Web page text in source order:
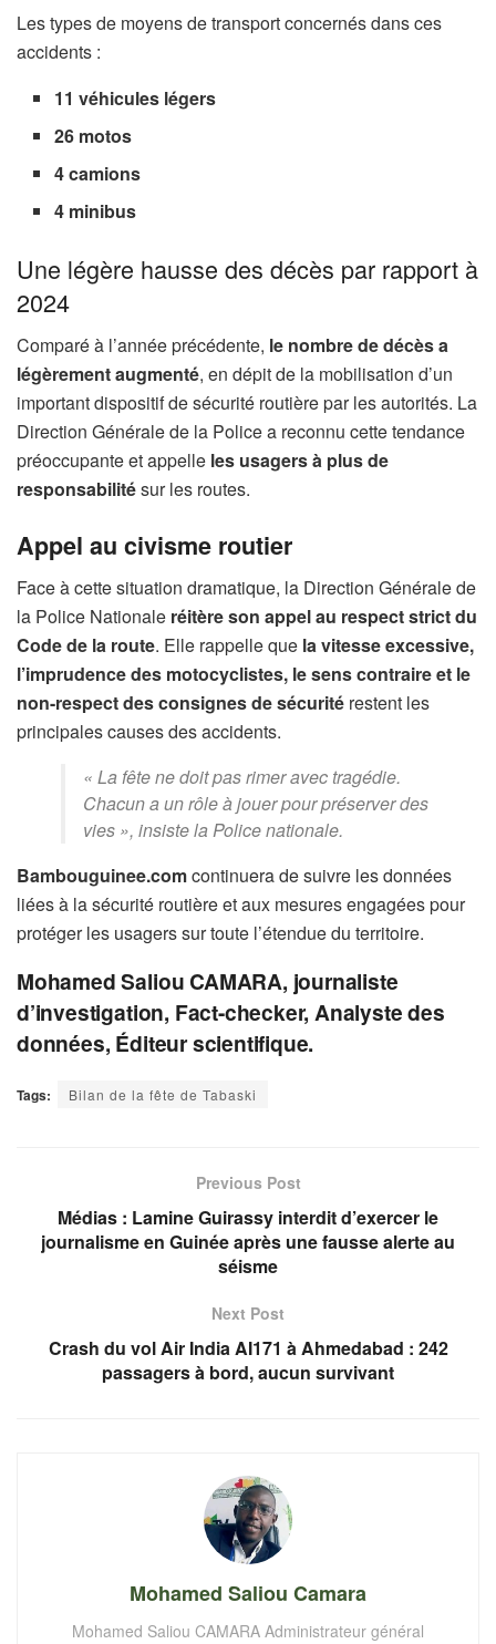
Les types de moyens de transport concernés dans ces
accidents :
11 véhicules légers
26 motos
4 camions
4 minibus
Une légère hausse des décès par rapport à
2024
Comparé à l’année précédente, le nombre de décès a
légèrement augmenté, en dépit de la mobilisation d’un
important dispositif de sécurité routière par les autorités. La
Direction Générale de la Police a reconnu cette tendance
préoccupante et appelle les usagers à plus de
responsabilitésur les routes.
Appel au civisme routier
Face à cette situation dramatique, la Direction Générale de
la Police Nationale réitère son appel au respect strict du
Code de la route. Elle rappelle que la vitesse excessive,
l’imprudence des motocyclistes, le sens contraire et le
non-respect des consignes de sécurité restent les
principales causes des accidents.
« La fête ne doit pas rimer avec tragédie.
Chacun a un rôle à jouer pour préserver des
vies », insiste la Police nationale.
Bambouguinee.comcontinuera de suivre les données
liées à la sécurité routière et aux mesures engagées pour
protéger les usagers sur toute l’étendue du territoire.
Mohamed Saliou CAMARA, journaliste
d’investigation, Fact-checker, Analyste des
données, Éditeur scientifique.
Tags: Bilan de la fête de Tabaski
Previous Post
Médias : Lamine Guirassy interdit d’exercer le
journalisme en Guinée après une fausse alerte au
séisme
Next Post
Crash du vol Air India AI171 à Ahmedabad : 242
passagers à bord, aucun survivant
Mohamed Saliou Camara
Mohamed Saliou CAMARA Administrateur général